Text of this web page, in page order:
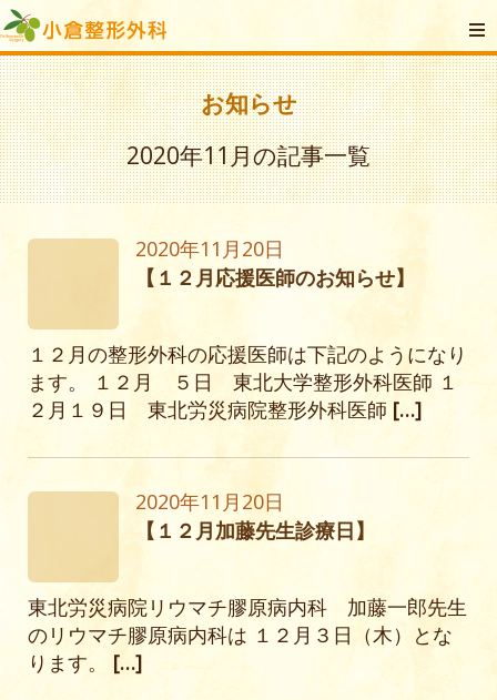
お知らせ
2020年11月の記事一覧
2020年11月20日
【１２月応援医師のお知らせ】
１２月の整形外科の応援医師は下記のようになり
ます。 １２月 ５日 東北大学整形外科医師 １
２月１９日 東北労災病院整形外科医師 […]
2020年11月20日
【１２月加藤先生診療日】
東北労災病院リウマチ膠原病内科 加藤一郎先生
のリウマチ膠原病内科は １２月３日（木）とな
ります。 […]